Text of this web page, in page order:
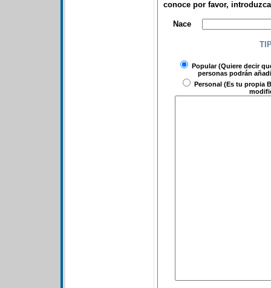
conoce por favor,
Nace
Popular(Quiere decir
personas podrán
Personal (Es tu propia